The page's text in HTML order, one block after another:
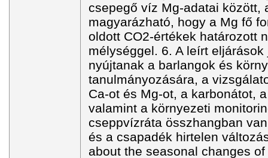
csepegő víz Mg-adatai között,
magyarázható, hogy a Mg fő
oldott CO2-értékek határozott
mélységgel. 6. A leírt
nyújtanak a barlangok és
tanulmányozására, a
Ca-ot és Mg-ot, a karbonátot,
valamint a környezeti
cseppvízráta összhangban
és a csapadék hirtelen
about the seasonal changes